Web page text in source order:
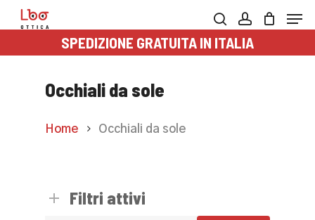
Skip
to
searchaccount
SPEDIZIONE GRATUITA IN ITALIA
Occhiali da sole
Home Occhiali da sole
Filtri attivi